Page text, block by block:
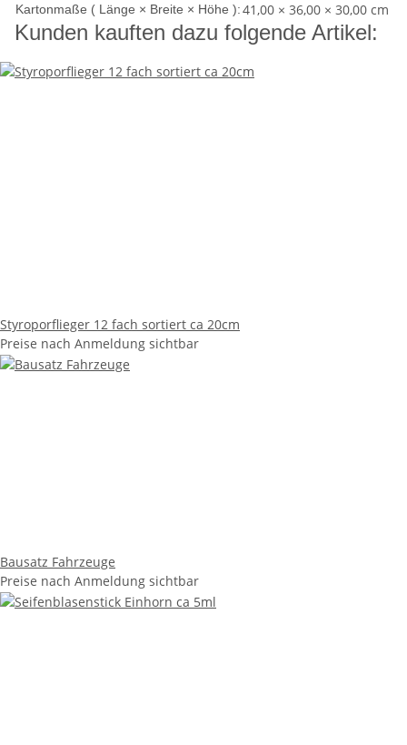
Kartonmaße ( Länge × Breite × Höhe ):41,00 × 36,00 × 30,00 cm
Kunden kauften dazu folgende Artikel:
Styroporflieger 12 fach sortiert ca 20cm
Preise nach Anmeldung sichtbar
Bausatz Fahrzeuge
Preise nach Anmeldung sichtbar